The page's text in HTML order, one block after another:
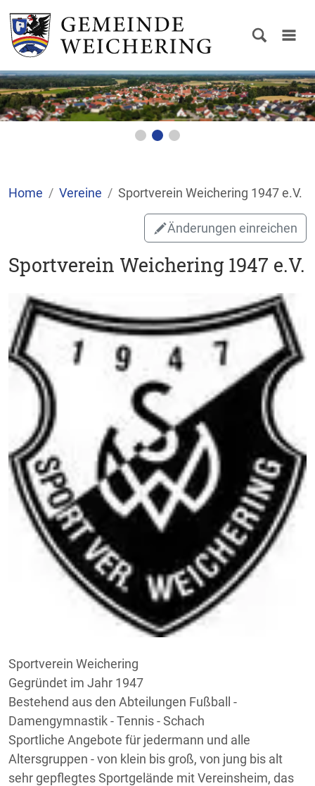
Home Vereine Sportverein Weichering 1947 e.V.
Änderungen einreichen
Sportverein Weichering 1947 e.V.
Sportverein Weichering
Gegründet im Jahr 1947
Bestehend aus den Abteilungen Fußball -
Damengymnastik - Tennis - Schach
Sportliche Angebote für jedermann und alle
Altersgruppen - von klein bis groß, von jung bis alt
sehr gepflegtes Sportgelände mit Vereinsheim, das